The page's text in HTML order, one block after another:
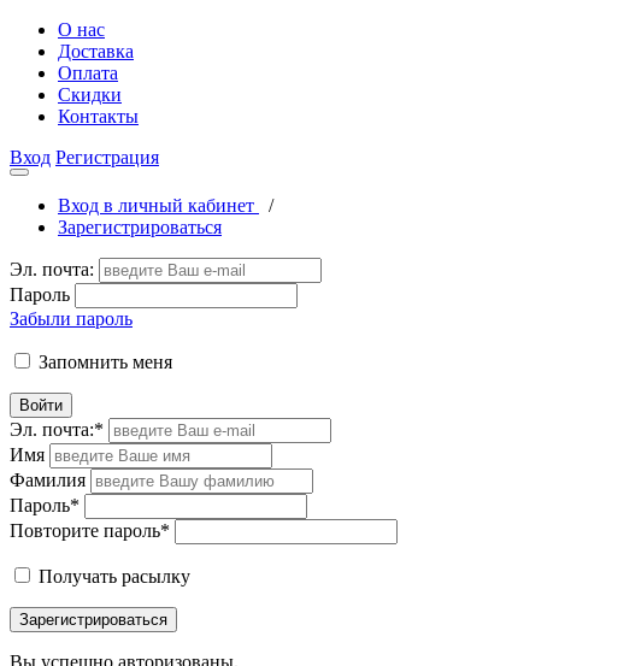
О нас
Доставка
Оплата
Скидки
Контакты
Вход Регистрация
Вход в личный кабинет
/
Зарегистрироваться
Эл. почта:
Пароль
Забыли пароль
Запомнить меня
Войти
Эл. почта:*
Имя
Фамилия
Пароль*
Повторите пароль*
Получать расылку
Зарегистрироваться
Вы успешно авторизованы.